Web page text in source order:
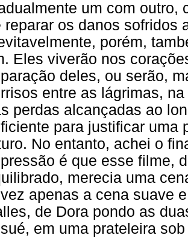
um com outro,
reparar os danos sofridos
porém,
Eles viverão nos
deles, ou serão,
entre as lágrimas,
perdas alcançadas ao
para justificar uma
No entanto, achei o
é que esse filme,
merecia uma
apenas a cena suave
de Dora pondo as
em uma prateleira